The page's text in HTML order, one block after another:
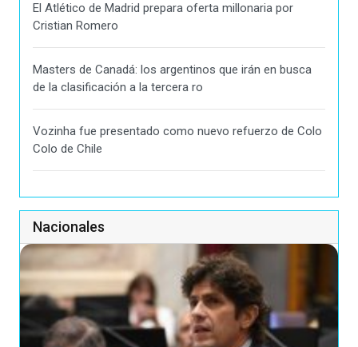
El Atlético de Madrid prepara oferta millonaria por
Cristian Romero
Masters de Canadá: los argentinos que irán en busca
de la clasificación a la tercera ro
Vozinha fue presentado como nuevo refuerzo de Colo
Colo de Chile
Nacionales